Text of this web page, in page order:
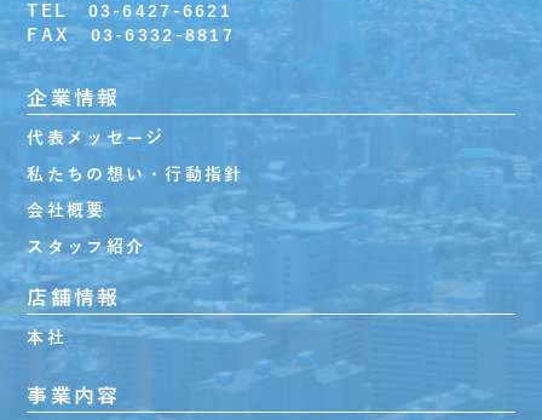
TEL 03-6427-6621
FAX 03-6332-8817
企業情報
代表メッセージ
私たちの想い・行動指針
会社概要
スタッフ紹介
店舗情報
本社
事業内容